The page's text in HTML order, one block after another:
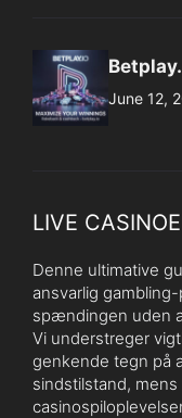
June 12,
LIVE
Denne ultimative
ansvarlig
spændingen uden
Vi understreger
genkende tegn på
sindstilstand,